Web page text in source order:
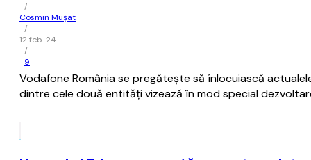
/
Cosmin Mușat
/
12 feb. 24
/
9
Vodafone România se pregăteşte să înlocuiască
dintre cele două entităţi vizează în mod special